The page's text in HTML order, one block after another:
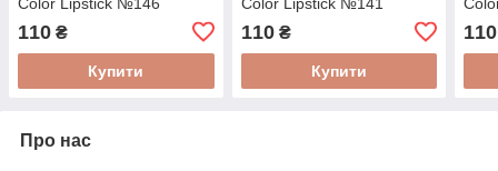
110 ₴
Купити
110₴
Купити
110
Про нас